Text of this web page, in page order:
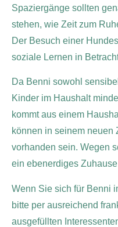
Spaziergänge sollten
stehen, wie Zeit zum
Der Besuch einer
soziale Lernen in
Da Benni sowohl
Kinder im Haushalt
kommt aus einem
können in seinem neuen
vorhanden sein. Wegen
ein ebenerdiges
Wenn Sie sich für Benni
bitte per ausreichend
ausgefüllten